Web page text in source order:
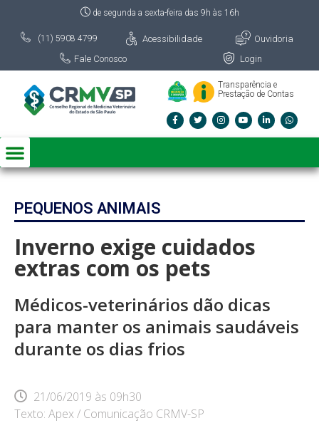
de segunda a sexta-feira das 9h às 16h
(11) 5908 4799 Acessibilidade
Ouvidoria
Fale Conosco
Login
Transparência e
Prestação de Contas
PEQUENOS ANIMAIS
Inverno exige cuidados
extras com os pets
Médicos-veterinários dão dicas
para manter os animais saudáveis
durante os dias frios
21/06/2019 às 09h30
Texto: Apex / Comunicação CRMV-SP